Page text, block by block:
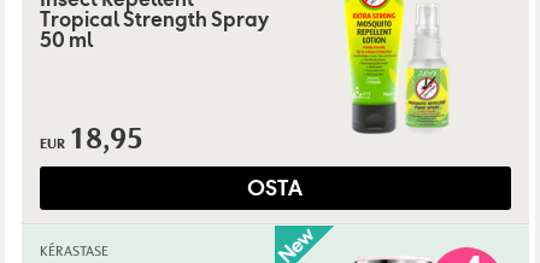
Tropical Strength Spray
50 ml
EUR 18,95
OSTA
KÉRASTASE